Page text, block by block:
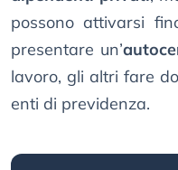
possono attivarsi
presentare un’
lavoro, gli altri fare
enti di previdenza.